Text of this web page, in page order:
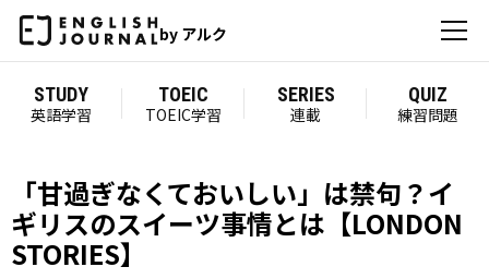
by アルク
STUDY
英語学習
TOEIC
TOEIC学習
SERIES
連載
QUIZ
練習問題
「甘過ぎなくておいしい」は禁句？イ
ギリスのスイーツ事情とは【LONDON
STORIES】